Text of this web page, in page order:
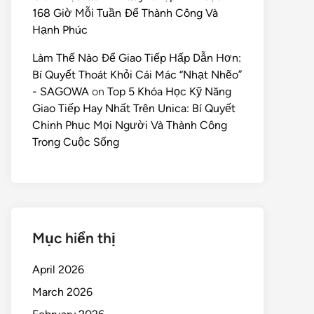
168 Giờ Mỗi Tuần Để Thành Công Và
Hạnh Phúc
Làm Thế Nào Để Giao Tiếp Hấp Dẫn Hơn:
Bí Quyết Thoát Khỏi Cái Mác “Nhạt Nhẽo”
- SAGOWA on Top 5 Khóa Học Kỹ Năng
Giao Tiếp Hay Nhất Trên Unica: Bí Quyết
Chinh Phục Mọi Người Và Thành Công
Trong Cuộc Sống
Mục hiển thị
April 2026
March 2026